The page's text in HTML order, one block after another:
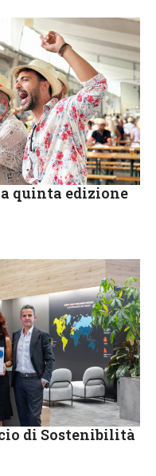
quinta edizione
di Sostenibilità